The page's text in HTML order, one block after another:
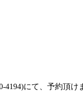
にて、予約頂け